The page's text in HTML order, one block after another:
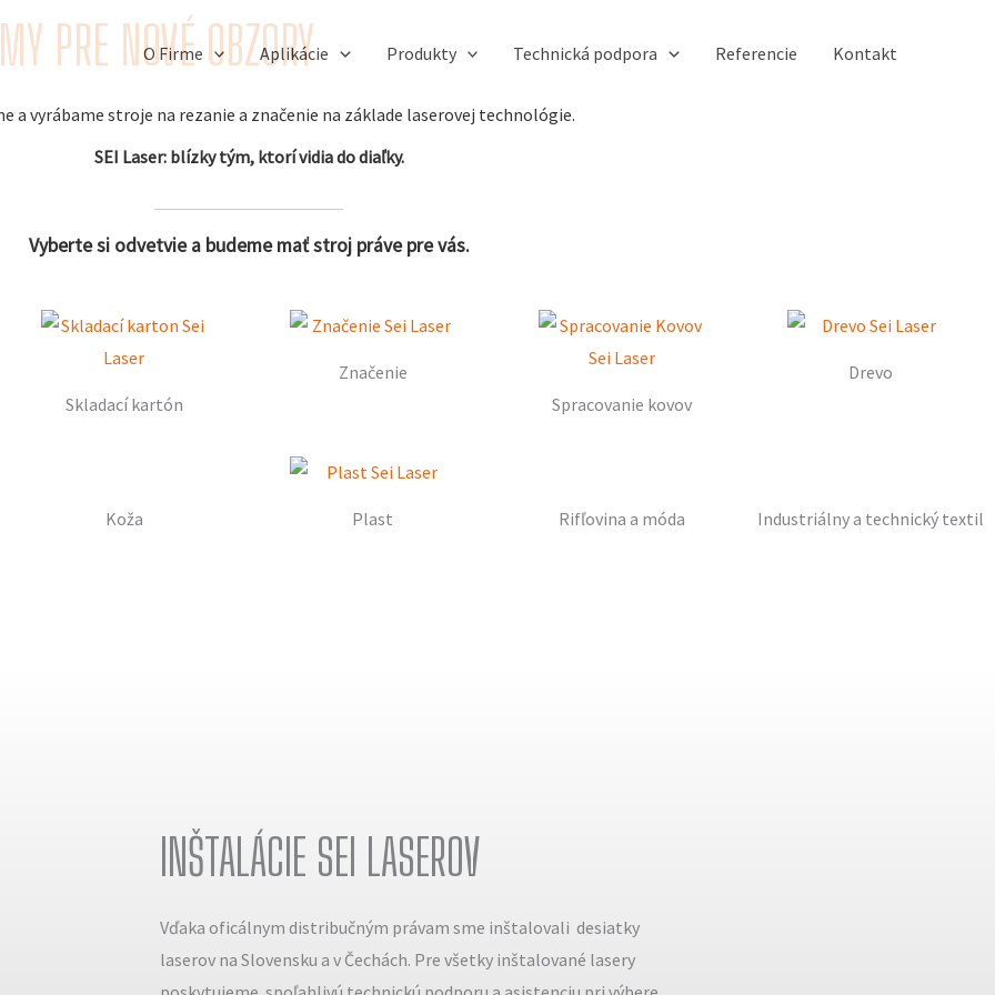
O Firme Aplikácie Produkty Technická podpora Referencie Kontakt
PRE NOVÉ OBZORY
a vyrábame stroje na rezanie a značenie na základe laserovej technológie.
SEI Laser: blízky tým, ktorí vidia do diaľky.
Vyberte si odvetvie a budeme mať stroj práve pre vás.
Skladací kartón
Značenie
Spracovanie kovov
Drevo
Koža Plast Rifľovina a móda Industriálny a technický textil
INŠTALÁCIE SEI LASEROV
Vďaka oficálnym distribučným právam sme inštalovali desiatky
laserov na Slovensku a v Čechách. Pre všetky inštalované lasery